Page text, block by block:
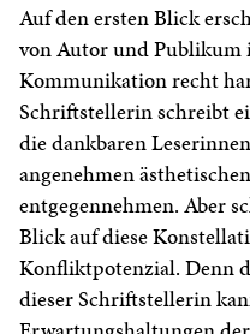
Auf den ersten Blick
von Autor und
Kommunikation recht
Schriftstellerin schreibt
die dankbaren
angenehmen
entgegennehmen. Aber
Blick auf diese
Konfliktpotenzial. Denn
dieser Schriftstellerin